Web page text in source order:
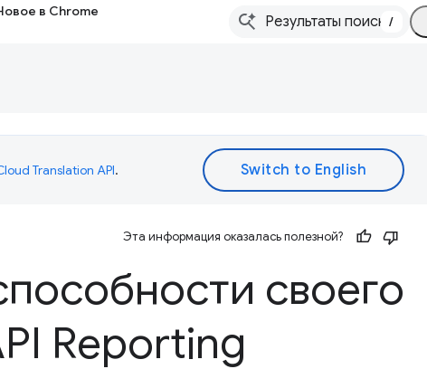
в Chrome
/
Translation API.
Эта информация оказалась полезной?
своего
Reporting